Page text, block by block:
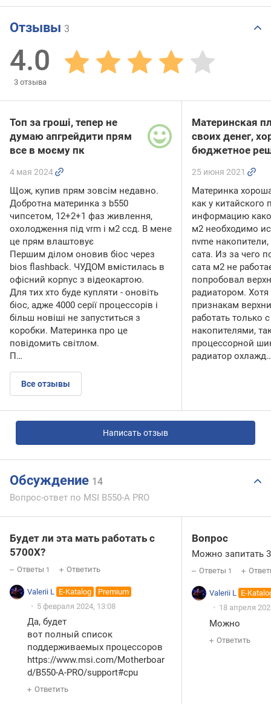
Отзывы 3
4.0
3 отзыва
Топ за гроші, тепер не
думаю апгрейдити прям
все в моєму пк
4 мая 2024
Щож, купив прям зовсім недавно.
Добротна материнка з b550
чипсетом, 12+2+1 фаз живлення,
охолодження під vrm і м2 ссд. В мене
це прям влаштовує
Першим ділом оновив біос через
bios flashback. ЧУДОМ вмістилась в
офісний корпус з відеокартою.
Для тих хто буде купляти - оновіть
біос, адже 4000 серії процессорів і
більш новіші не запуститься з
коробки. Материнка про це
повідомить світлом.
П…
Все отзывы
Материнская
своих денег,
бюджетное
25 июня 2021
Материнка
как у китайского
информацию
м2 необходимо
nvme
сата. Из за чего
сата м2 не
попробовал
радиатором.
признакам
работать только
накопителями,
процессорной
радиатор
Написать отзыв
Обсуждение 14
Вопрос-ответ по MSI B550-A PRO
Будет ли эта мать работать с
5700X?
Ответы 1 Ответить
Valerii L E-Katalog
Premium
5 февраля 2024, 13:08
Да, будет
вот полный список
поддерживаемых процессоров
https://www.msi.com/Motherboar
d/B550-A-PRO/support#cpu
Ответить
Вопрос
Можно запитать
Ответы 1
Valerii L
E-
18 апреля
Можно
Ответить